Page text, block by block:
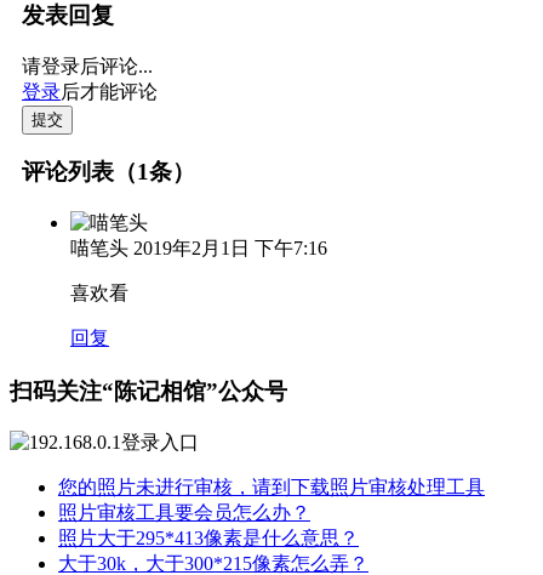
发表回复
请登录后评论...
登录后才能评论
提交
评论列表（1条）
喵笔头 2019年2月1日 下午7:16
喜欢看
回复
扫码关注“陈记相馆”公众号
您的照片未进行审核，请到下载照片审核处理工具
照片审核工具要会员怎么办？
照片大于295*413像素是什么意思？
大于30k，大于300*215像素怎么弄？